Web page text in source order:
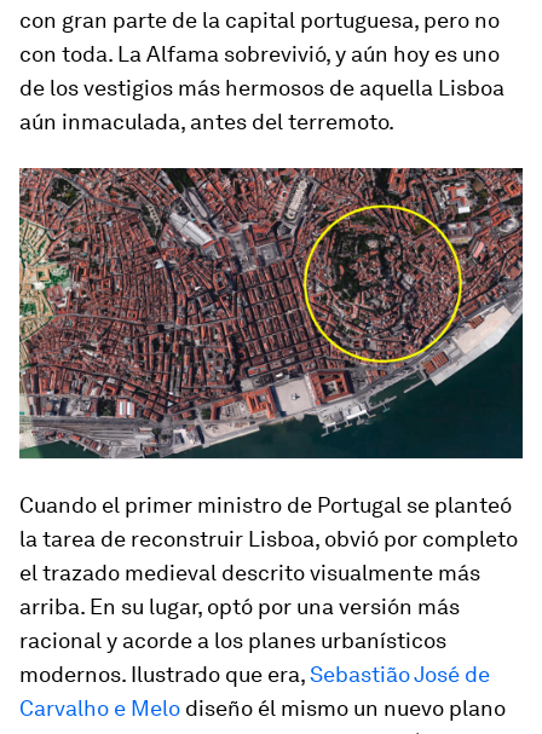
con gran parte de la capital portuguesa, pero no
con toda. La Alfama sobrevivió, y aún hoy es uno
de los vestigios más hermosos de aquella Lisboa
aún inmaculada, antes del terremoto.
Cuando el primer ministro de Portugal se planteó
la tarea de reconstruir Lisboa, obvió por completo
el trazado medieval descrito visualmente más
arriba. En su lugar, optó por una versión más
racional y acorde a los planes urbanísticos
modernos. Ilustrado que era,Sebastião José de
Carvalho e Melo diseño él mismo un nuevo plano